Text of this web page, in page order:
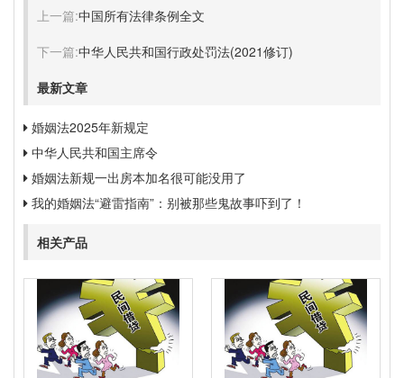
上一篇:中国所有法律条例全文
下一篇:中华人民共和国行政处罚法(2021修订)
最新文章
婚姻法2025年新规定
中华人民共和国主席令
婚姻法新规一出房本加名很可能没用了
我的婚姻法“避雷指南”：别被那些鬼故事吓到了！
相关产品